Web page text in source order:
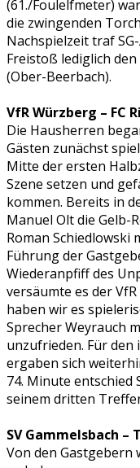
(61./Foulelfmeter)
die zwingenden
Nachspielzeit traf
Freistoß lediglich
(Ober-Beerbach).
VfR Würzberg – FC
Die Hausherren
Gästen zunächst
Mitte der ersten
Szene setzen und
kommen. Bereits in
Manuel Olt die Gelb-
Roman Schiedlowski
Führung der
Wiederanpfiff des
versäumte es der
haben wir es
Sprecher Weyrauch
unzufrieden. Für den
ergaben sich
74. Minute entschied
seinem dritten
SV Gammelsbach –
Von den